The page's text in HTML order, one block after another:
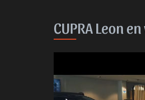
CUPRA Leon